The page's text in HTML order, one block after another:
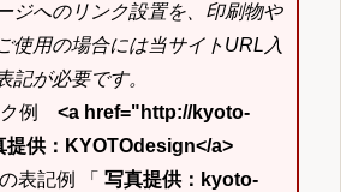
ジへのリンク設置を、印刷物や
使用の場合には当サイトURL入
記が必要です。
ク例 <a href="http://kyoto-
供：KYOTOdesign</a>
表記例 「 写真提供：kyoto-